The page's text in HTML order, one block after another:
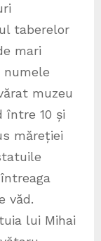
taberelor
mari
numele
muzeu
între 10 și
măreției
văd.
lui Mihai